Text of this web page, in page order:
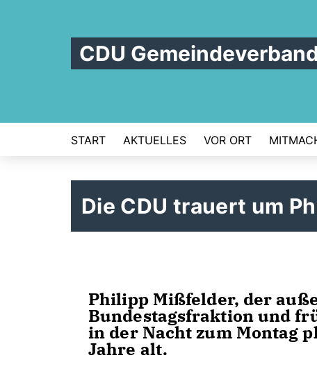
CDU
START AKTUELLES VOR ORT
Die CDU trauert um
Philipp Mißfelder, der
Bundestagsfraktion und
in der Nacht zum Montag
Jahre alt.